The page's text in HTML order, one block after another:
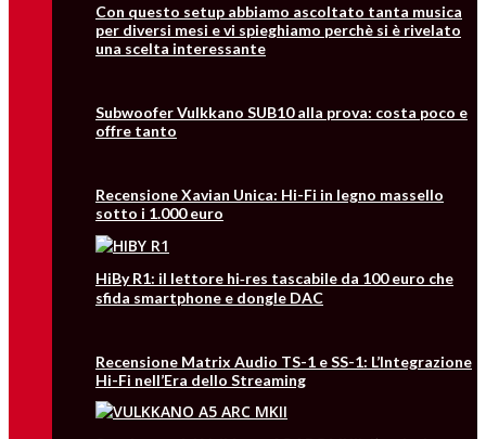
Con questo setup abbiamo ascoltato tanta musica
per diversi mesi e vi spieghiamo perchè si è rivelato
una scelta interessante
Subwoofer Vulkkano SUB10 alla prova: costa poco e
offre tanto
Recensione Xavian Unica: Hi-Fi in legno massello
sotto i 1.000 euro
HiBy R1: il lettore hi‑res tascabile da 100 euro che
sfida smartphone e dongle DAC
Recensione Matrix Audio TS-1 e SS-1: L’Integrazione
Hi-Fi nell’Era dello Streaming